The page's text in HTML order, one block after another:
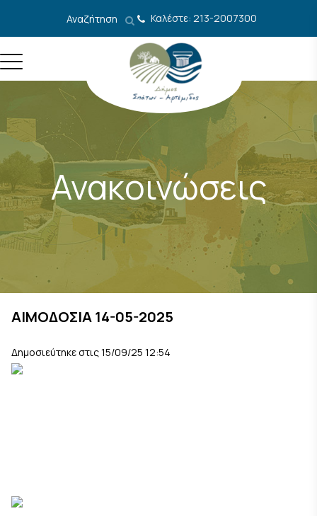
Αναζήτηση Καλέστε: 213-2007300
Ανακοινώσεις
ΑΙΜΟΔΟΣΙΑ 14-05-2025
Δημοσιεύτηκε στις 15/09/25 12:54